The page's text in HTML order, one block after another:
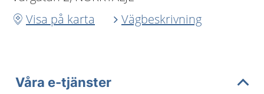
Visa på karta
Vägbeskrivning
Våra e-tjänster